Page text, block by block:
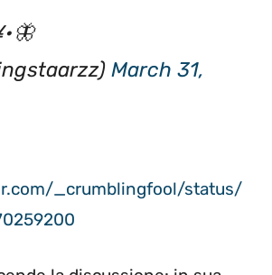
March 31,
_crumblingfool/status/
la discussione: in sua